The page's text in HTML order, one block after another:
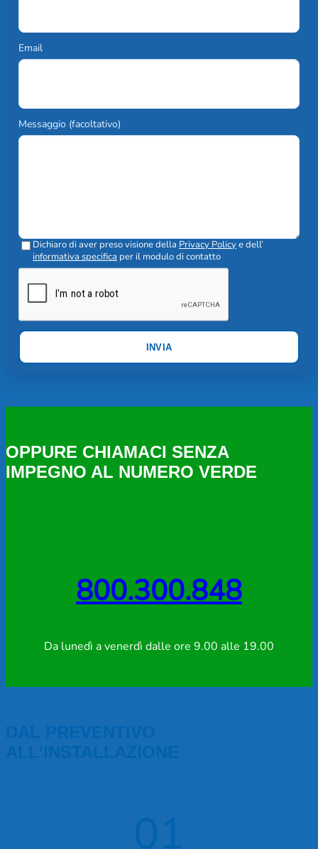
Email
Messaggio (facoltativo)
Dichiaro di aver preso visione della Privacy Policye dell’
informativa specifica per il modulo di contatto
INVIA
OPPURE CHIAMACI SENZA
IMPEGNO AL NUMERO VERDE
800.300.848
Da lunedì a venerdì dalle ore 9.00 alle 19.00